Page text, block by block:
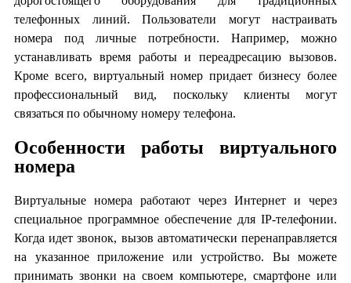
телефонных линий. Пользователи могут настраивать
номера под личные потребности. Например, можно
устанавливать время работы и переадресацию вызовов.
Кроме всего, виртуальный номер придает бизнесу более
профессиональный вид, поскольку клиенты могут
связаться по обычному номеру телефона.
Особенности работы виртуального
номера
Виртуальные номера работают через Интернет и через
специальное программное обеспечение для IP-телефонии.
Когда идет звонок, вызов автоматически перенаправляется
на указанное приложение или устройство. Вы можете
принимать звонки на своем компьютере, смартфоне или